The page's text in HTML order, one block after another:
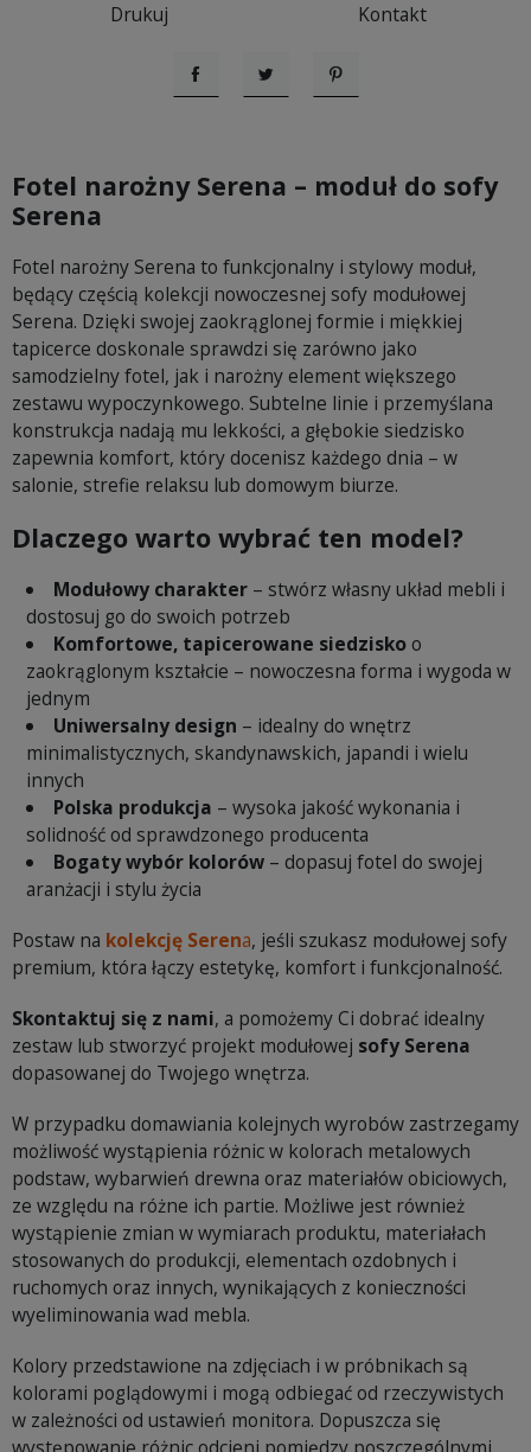
Drukuj Kontakt
UdostępnijTweetujPinterest
Fotel narożny Serena – moduł do sofy
Serena
Fotel narożny Serena to funkcjonalny i stylowy moduł,
będący częścią kolekcji nowoczesnej sofy modułowej
Serena. Dzięki swojej zaokrąglonej formie i miękkiej
tapicerce doskonale sprawdzi się zarówno jako
samodzielny fotel, jak i narożny element większego
zestawu wypoczynkowego. Subtelne linie i przemyślana
konstrukcja nadają mu lekkości, a głębokie siedzisko
zapewnia komfort, który docenisz każdego dnia – w
salonie, strefie relaksu lub domowym biurze.
Dlaczego warto wybrać ten model?
Modułowy charakter– stwórz własny układ mebli i
dostosuj go do swoich potrzeb
Komfortowe, tapicerowane siedziskoo
zaokrąglonym kształcie – nowoczesna forma i wygoda w
jednym
Uniwersalny design – idealny do wnętrz
minimalistycznych, skandynawskich, japandi i wielu
innych
Polska produkcja – wysoka jakość wykonania i
solidność od sprawdzonego producenta
Bogaty wybór kolorów– dopasuj fotel do swojej
aranżacji i stylu życia
Postaw na kolekcję Serena, jeśli szukasz modułowej sofy
premium, która łączy estetykę, komfort i funkcjonalność.
Skontaktuj się z nami, a pomożemy Ci dobrać idealny
zestaw lub stworzyć projekt modułowej sofy Serena
dopasowanej do Twojego wnętrza.
W przypadku domawiania kolejnych wyrobów zastrzegamy
możliwość wystąpienia różnic w kolorach metalowych
podstaw, wybarwień drewna oraz materiałów obiciowych,
ze względu na różne ich partie. Możliwe jest również
wystąpienie zmian w wymiarach produktu, materiałach
stosowanych do produkcji, elementach ozdobnych i
ruchomych oraz innych, wynikających z konieczności
wyeliminowania wad mebla.
Kolory przedstawione na zdjęciach i w próbnikach są
kolorami poglądowymi i mogą odbiegać od rzeczywistych
w zależności od ustawień monitora. Dopuszcza się